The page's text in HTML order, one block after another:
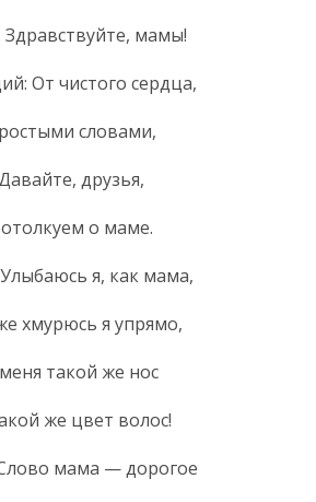
Здравствуйте, мамы!
От чистого сердца,
словами,
друзья,
о маме.
Улыбаюсь я, как мама,
хмурюсь я упрямо,
такой же нос
же цвет волос!
мама — дорогое